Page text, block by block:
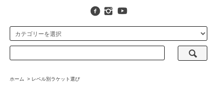
ホーム > レベル別ラケット選び